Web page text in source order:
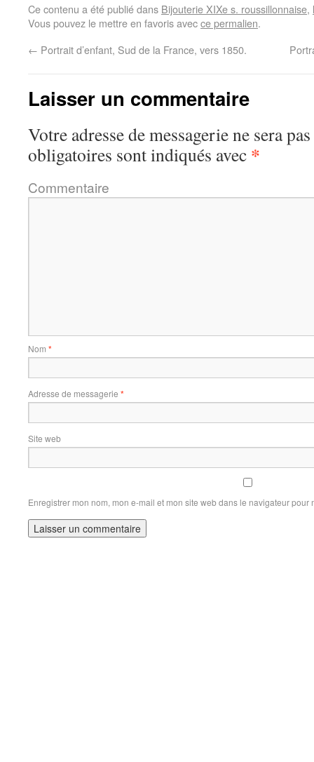
Ce contenu a été publié dans Bijouterie XIXe s. roussillonnaise,
Vous pouvez le mettre en favoris avecce permalien.
← Portrait d’enfant, Sud de la France, vers 1850.
Laisser un commentaire
Votre adresse de messagerie ne sera
obligatoires sont indiqués avec *
Commentaire
Nom *
Adresse de messagerie *
Site web
Enregistrer mon nom, mon e-mail et mon site web dans le navigateur pour